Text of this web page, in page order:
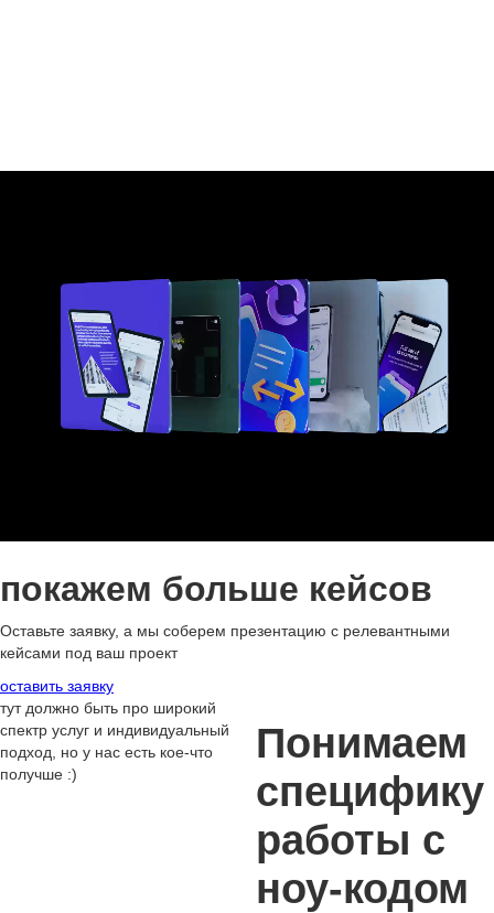
покажем больше кейсов
Оставьте заявку, а мы соберем презентацию с релевантными
кейсами под ваш проект
оставить заявку
тут должно быть про широкий
спектр услуг и индивидуальный
подход, но у нас есть кое-что
получше :)
Понимаем
специфику
работы с
ноу-кодом